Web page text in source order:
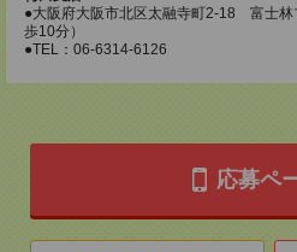
●大阪府大阪市北区太融寺町2-18 富士林
歩10分）
●TEL：06-6314-6126
応募ペ